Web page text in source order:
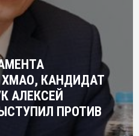
ХМАО, КАНДИДАТ
АЛЕКСЕЙ
ПРОТИВ